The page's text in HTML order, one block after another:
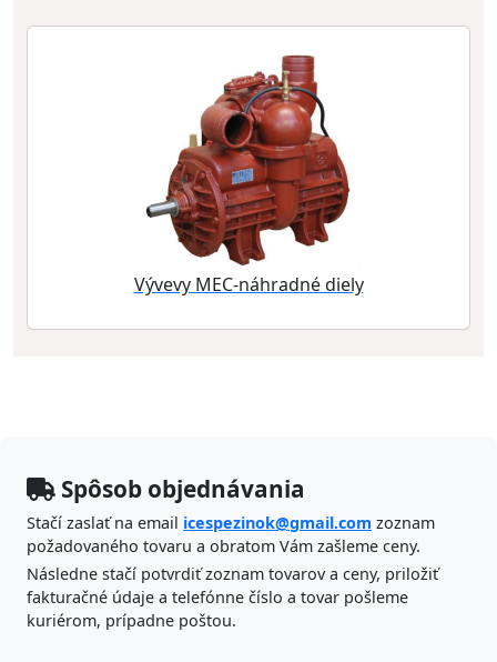
Vývevy MEC-náhradné diely
Spôsob objednávania
Stačí zaslať na email icespezinok@gmail.com zoznam
požadovaného tovaru a obratom Vám zašleme ceny.
Následne stačí potvrdiť zoznam tovarov a ceny, priložiť
fakturačné údaje a telefónne číslo a tovar pošleme
kuriérom, prípadne poštou.